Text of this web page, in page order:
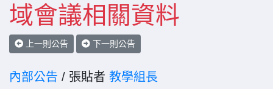
域會議相關資料
上一則公告 下一則公告
內部公告 / 張貼者 教學組長